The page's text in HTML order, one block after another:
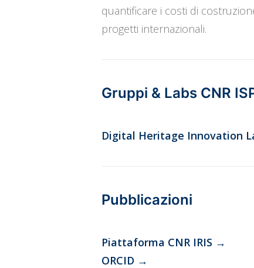
quantificare i costi di
progetti internazionali.
Gruppi & Labs CNR
Digital Heritage Innovation
Pubblicazioni
Piattaforma CNR IRIS →
ORCID →